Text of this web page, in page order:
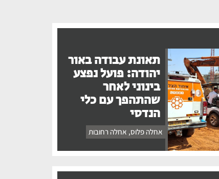
תאונת עבודה באור
יהודה: פועל נפצע
בינוני לאחר
שהתהפך עם כלי
הנדסי
אחלה פלוס, אחלה רחובות